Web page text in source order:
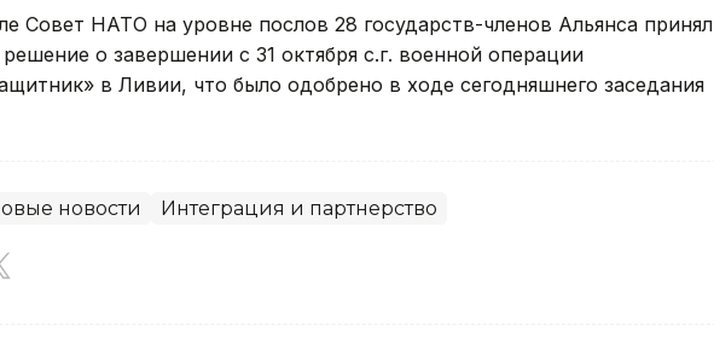
Совет НАТО на уровне послов 28 государств-членов Альянса принял
о завершении с 31 октября с.г. военной операции
в Ливии, что было одобрено в ходе сегодняшнего заседания
новости Интеграция и партнерство